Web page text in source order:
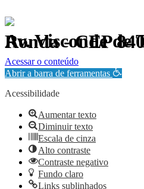
Av. Visconde de Taunay, 950 - Ronda
Política de Privacidade.
Acessar o conteúdo
Abrir a barra de ferramentas
Acessibilidade
Aumentar texto
Diminuir texto
Escala de cinza
Alto contraste
Contraste negativo
Fundo claro
Links sublinhados